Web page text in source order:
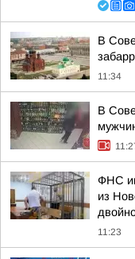
В
11:34
В
ФНС
из
11:23